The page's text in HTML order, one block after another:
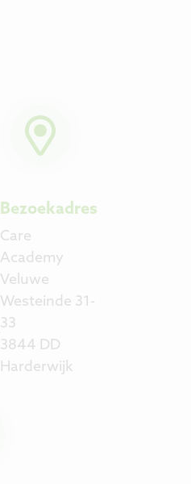
Bezoekadres
Care
Academy
Veluwe
Westeinde 31-
33
3844 DD
Harderwijk